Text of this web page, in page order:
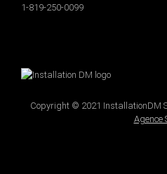
1-819-250-0099
Copyright © 2021 InstallationDM
Agence